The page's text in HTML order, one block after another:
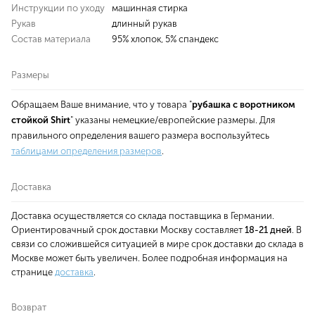
Инструкции по уходу
машинная стирка
Рукав
длинный рукав
Состав материала
95% хлопок, 5% спандекс
Размеры
Обращаем Ваше внимание, что у товара "рубашка с воротником
стойкой Shirt" указаны немецкие/европейские размеры. Для
правильного определения вашего размера воспользуйтесь
таблицами определения размеров
Доставка
Доставка осуществляется со склада поставщика в Германии.
Ориентировачный срок доставки Москву составляет 18-21 дней . В
связи со сложившейся ситуацией в мире срок доставки до склада в
Москве может быть увеличен. Более подробная информация на
странице доставка
Возврат